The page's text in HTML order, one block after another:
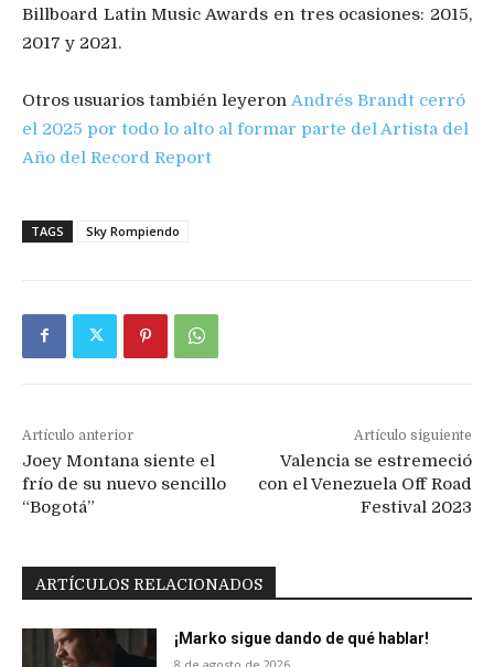
Billboard Latin Music Awards en tres ocasiones: 2015,
2017 y 2021.
Otros usuarios también leyeron Andrés Brandt cerró
el 2025 por todo lo alto al formar parte del Artista del
Año del Record Report
TAGS Sky Rompiendo
Artículo anterior
Joey Montana siente el
frío de su nuevo sencillo
“Bogotá”
Artículo siguiente
Valencia se estremeció
con el Venezuela Off Road
Festival 2023
ARTÍCULOS RELACIONADOS
¡Marko sigue dando de qué hablar!